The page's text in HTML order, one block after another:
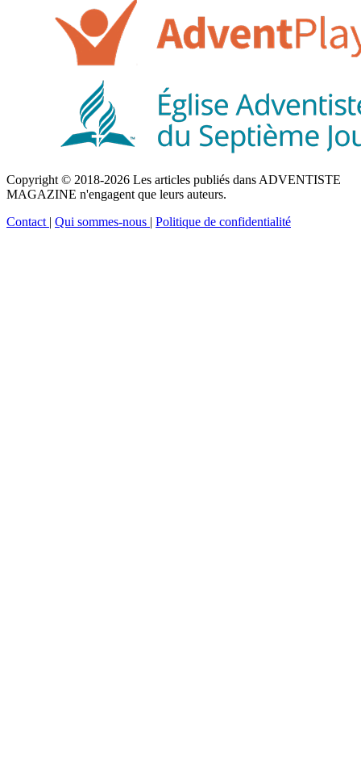
Copyright © 2018-2026 Les articles publiés dans ADVENTISTE
MAGAZINE n'engagent que leurs auteurs.
Contact | Qui sommes-nous | Politique de confidentialité